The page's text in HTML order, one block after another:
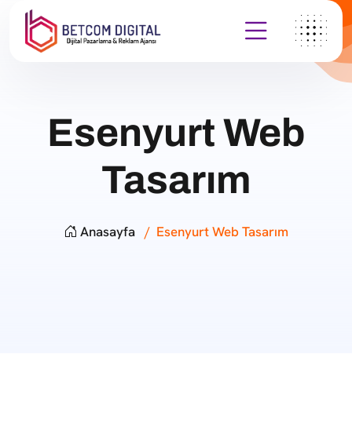
Esenyurt Web
Tasarım
Anasayfa Esenyurt Web Tasarım